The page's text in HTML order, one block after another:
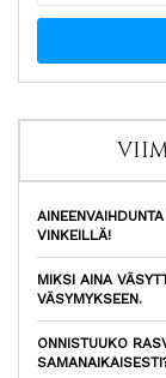
VINKEILLÄ!
MIKSI AINA
VÄSYMYKSEEN.
ONNISTUUKO